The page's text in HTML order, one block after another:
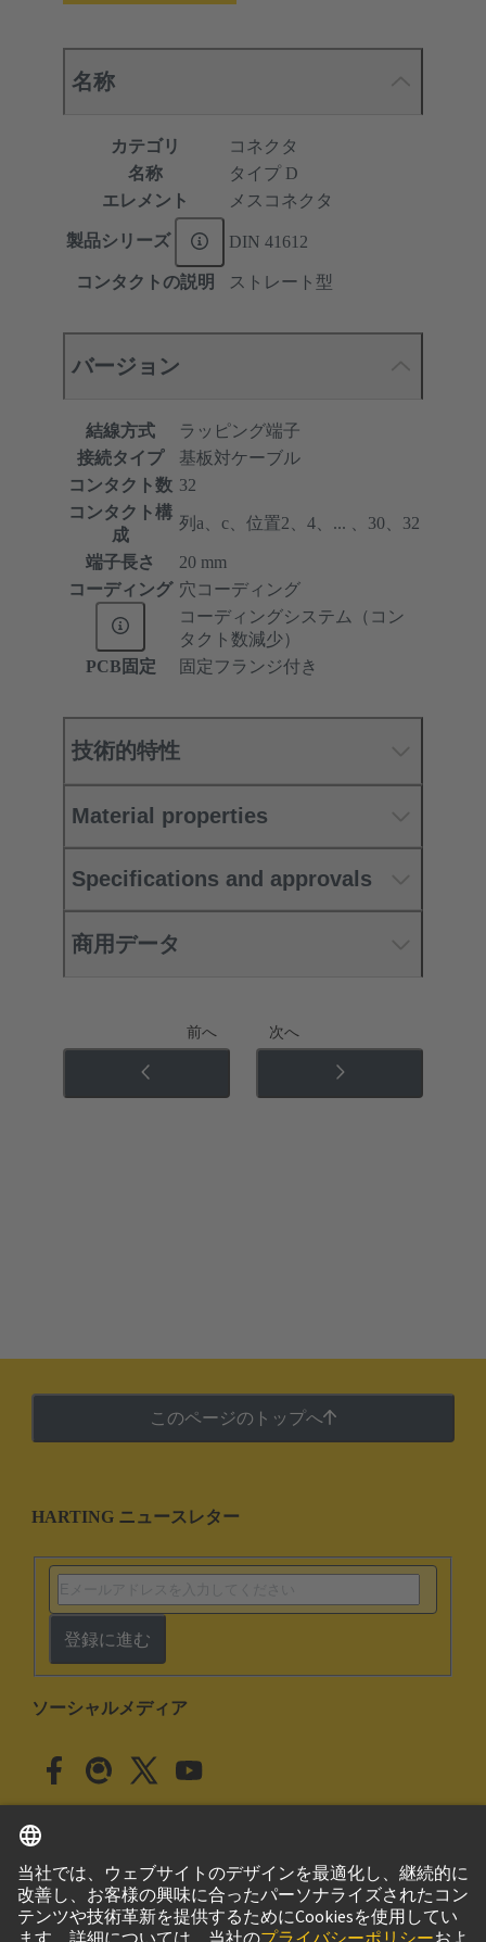
名称
カテゴリ
コネクタ
名称
タイプ D
エレメント
メスコネクタ
製品シリーズ DIN 41612
コンタクトの説明 ストレート型
バージョン
結線方式
ラッピング端子
接続タイプ
基板対ケーブル
コンタクト数 32
コンタクト構
成
列a、c、位置2、4、... 、30、32
端子長さ
20 mm
コーディング 穴コーディング
コーディングシステム（コン
タクト数減少）
PCB固定
固定フランジ付き
技術的特性
Material properties
Specifications and approvals
商用データ
前へ 次へ
このページのトップへ
HARTING ニュースレター
登録に進む
ソーシャルメディア
日本 日本語